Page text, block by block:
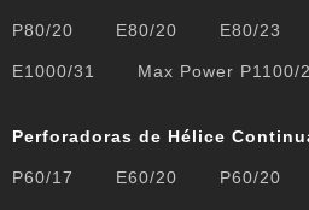
P80/20 E80/20 E80/23
E1000/31 Max Power P1100/
Perforadoras de Hélice
P60/17 E60/20 P60/20